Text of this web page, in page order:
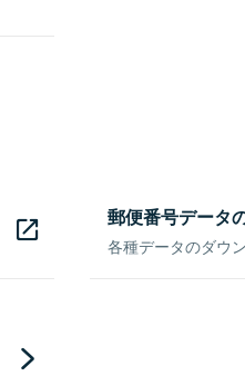
郵便番号データ
各種データのダウ